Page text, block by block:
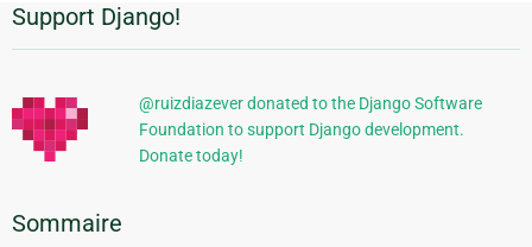
Informations
supplémentaires
Support Django!
@ruizdiazever donated to the Django Software
Foundation to support Django development.
Donate today!
Sommaire